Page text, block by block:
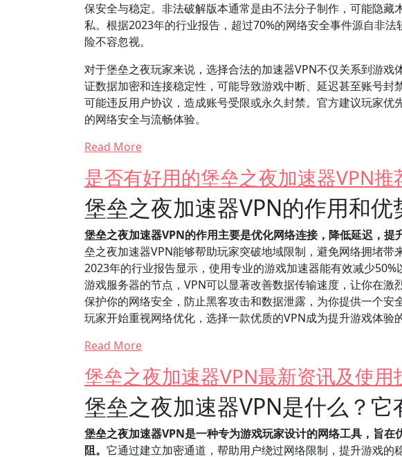
保安全与稳定。非法破解版本通常是由不法分子制作，可能隐
私。根据2023年的行业报告，超过70%的网络安全事件源自非
险不容忽视。
对于堡垒之夜玩家来说，选择合法的加速器VPN不仅关系到游
证数据加密和连接稳定性，可能导致游戏中断、延迟甚至账号
可能违反用户协议，造成账号受限或永久封禁。官方建议玩家
的网络安全与流畅体验。
Read More
是否有好用的堡垒之夜加速器VPN推
堡垒之夜加速器VPN的作用和优
堡垒之夜加速器VPN的作用主要是优化网络连接，降低延迟，提
垒之夜加速器VPN能够帮助玩家突破地域限制，避免网络拥堵
2023年的行业报告显示，使用专业的游戏加速器能有效减少
游戏服务器的节点，VPN可以显著改善数据传输速度，让你在
保护你的网络安全，防止黑客攻击和数据泄露，为你提供一个
玩家开始重视网络优化，选择一款优质的VPN成为提升游戏体验
Read More
堡垒之夜加速器VPN最新资讯及使用
堡垒之夜加速器VPN是什么？它
堡垒之夜加速器VPN是一种专为游戏玩家设计的网络工具，旨
阻。 它通过建立加密通道，帮助用户绕过网络限制，提升游戏